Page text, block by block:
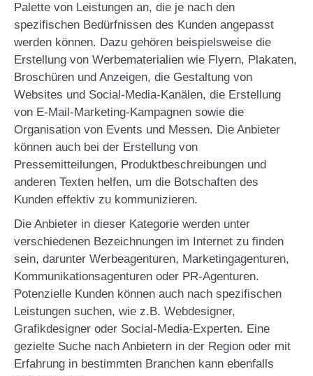
Palette von Leistungen an, die je nach den
spezifischen Bedürfnissen des Kunden angepasst
werden können. Dazu gehören beispielsweise die
Erstellung von Werbematerialien wie Flyern, Plakaten,
Broschüren und Anzeigen, die Gestaltung von
Websites und Social-Media-Kanälen, die Erstellung
von E-Mail-Marketing-Kampagnen sowie die
Organisation von Events und Messen. Die Anbieter
können auch bei der Erstellung von
Pressemitteilungen, Produktbeschreibungen und
anderen Texten helfen, um die Botschaften des
Kunden effektiv zu kommunizieren.
Die Anbieter in dieser Kategorie werden unter
verschiedenen Bezeichnungen im Internet zu finden
sein, darunter Werbeagenturen, Marketingagenturen,
Kommunikationsagenturen oder PR-Agenturen.
Potenzielle Kunden können auch nach spezifischen
Leistungen suchen, wie z.B. Webdesigner,
Grafikdesigner oder Social-Media-Experten. Eine
gezielte Suche nach Anbietern in der Region oder mit
Erfahrung in bestimmten Branchen kann ebenfalls